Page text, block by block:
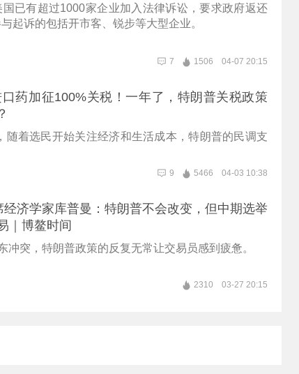
已有超过1000家企业加入法律诉讼，要求政府返还
起诉的包括开市客、锐步等大型企业。
7 1506 04-07 20:15
药加征100%关税！一年了，特朗普关税政策
随着选民开始关注经济和生活成本，特朗普的民调支
9 5466 04-03 10:38
济学家库普曼：特朗普不会改变，但中期选举
｜博鳌时间
冲突，特朗普政策的反复无常让交易员感到疲惫。
2310 03-27 20:15